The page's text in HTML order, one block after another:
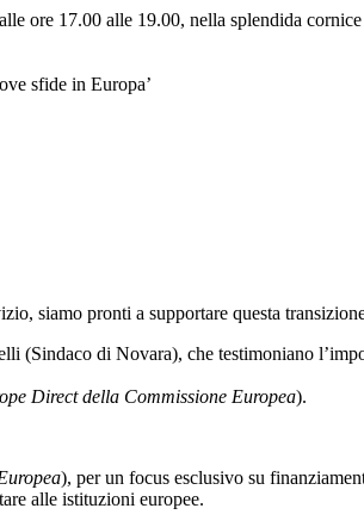
ore 17.00 alle 19.00, nella splendida
sfide in Europa’
siamo pronti a supportare questa
(Sindaco di Novara), che testimoniano
Direct della Commissione Europea).
), per un focus esclusivo su
alle istituzioni europee.